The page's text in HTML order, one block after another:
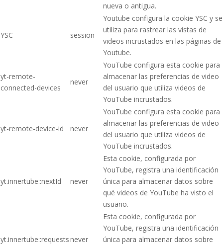
nueva o antigua.
YSC session
Youtube configura la cookie YSC y se
utiliza para rastrear las vistas de
videos incrustados en las páginas de
Youtube.
yt-remote-
connected-devices
never
YouTube configura esta cookie para
almacenar las preferencias de video
del usuario que utiliza videos de
YouTube incrustados.
yt-remote-device-id never
YouTube configura esta cookie para
almacenar las preferencias de video
del usuario que utiliza videos de
YouTube incrustados.
yt.innertube::nextId never
Esta cookie, configurada por
YouTube, registra una identificación
única para almacenar datos sobre
qué videos de YouTube ha visto el
usuario.
yt.innertube::requestsnever
Esta cookie, configurada por
YouTube, registra una identificación
única para almacenar datos sobre